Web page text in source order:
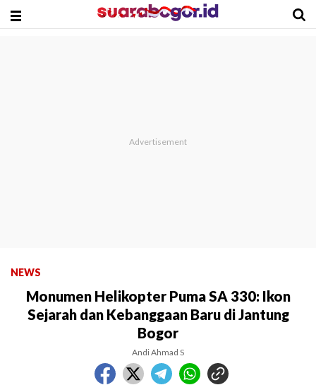
NEWS
Monumen Helikopter Puma SA 330: Ikon
Sejarah dan Kebanggaan Baru di Jantung
Bogor
Andi Ahmad S